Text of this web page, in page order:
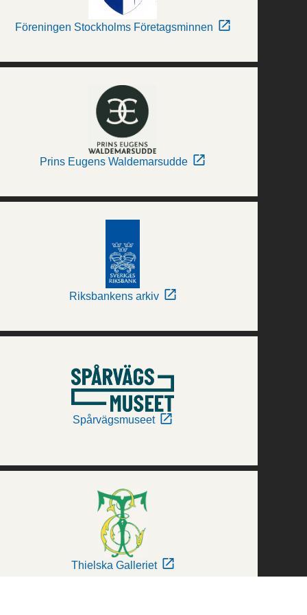
Föreningen Stockholms Företagsminnen
Prins Eugens Waldemarsudde
Riksbankens arkiv
Spårvägsmuseet
Thielska Galleriet